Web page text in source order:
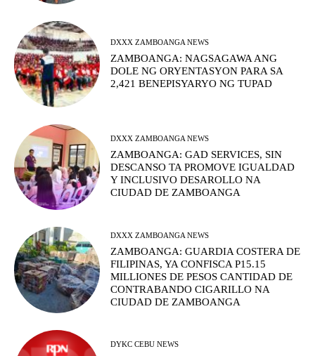
DXXX ZAMBOANGA NEWS
ZAMBOANGA: NAGSAGAWA ANG
DOLE NG ORYENTASYON PARA SA
2,421 BENEPISYARYO NG TUPAD
DXXX ZAMBOANGA NEWS
ZAMBOANGA: GAD SERVICES, SIN
DESCANSO TA PROMOVE IGUALDAD
Y INCLUSIVO DESAROLLO NA
CIUDAD DE ZAMBOANGA
DXXX ZAMBOANGA NEWS
ZAMBOANGA: GUARDIA COSTERA DE
FILIPINAS, YA CONFISCA P15.15
MILLIONES DE PESOS CANTIDAD DE
CONTRABANDO CIGARILLO NA
CIUDAD DE ZAMBOANGA
DYKC CEBU NEWS